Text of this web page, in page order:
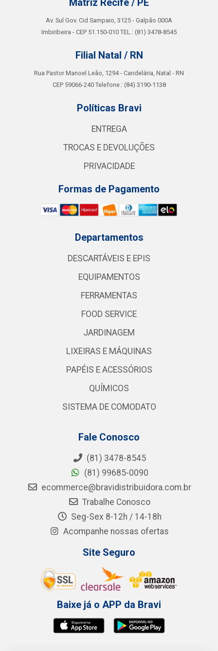
Matriz Recife / PE
Av. Sul Gov. Cid Sampaio, 3125 - Galpão 000A
Imbiribeira - CEP 51.150-010 TEL.: (81) 3478-8545
Filial Natal / RN
Rua Pastor Manoel Leão, 1294 - Candelária, Natal - RN
CEP 59066-240 Telefone.: (84) 3190-1138
Políticas Bravi
ENTREGA
TROCAS E DEVOLUÇÕES
PRIVACIDADE
Formas de Pagamento
Departamentos
DESCARTÁVEIS E EPIS
EQUIPAMENTOS
FERRAMENTAS
FOOD SERVICE
JARDINAGEM
LIXEIRAS E MÁQUINAS
PAPÉIS E ACESSÓRIOS
QUÍMICOS
SISTEMA DE COMODATO
Fale Conosco
(81) 3478-8545
(81) 99685-0090
ecommerce@bravidistribuidora.com.br
Trabalhe Conosco
Seg-Sex 8-12h / 14-18h
Acompanhe nossas ofertas
Site Seguro
Baixe já o APP da Bravi